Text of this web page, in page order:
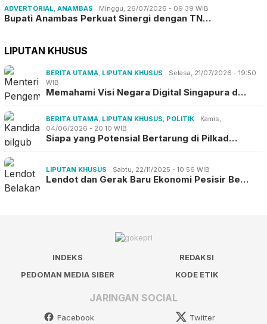
ADVERTORIAL, ANAMBAS Minggu, 26/07/2026 - 09:39 WIB
Bupati Anambas Perkuat Sinergi dengan TN…
LIPUTAN KHUSUS
BERITA UTAMA, LIPUTAN KHUSUS
Selasa, 21/07/2026 - 19:50
WIB
Memahami Visi Negara Digital Singapura d…
BERITA UTAMA, LIPUTAN KHUSUS, POLITIK
Kamis,
04/06/2026 - 20:10 WIB
Siapa yang Potensial Bertarung di Pilkad…
LIPUTAN KHUSUS Sabtu, 22/11/2025 - 10:56 WIB
Lendot dan Gerak Baru Ekonomi Pesisir Be…
INDEKS
REDAKSI
PEDOMAN MEDIA SIBER
KODE ETIK
JARINGAN SOCIAL
Facebook Twitter